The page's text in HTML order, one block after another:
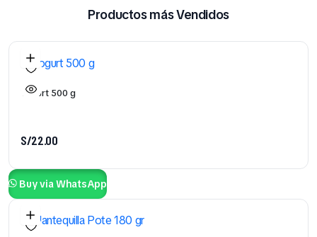
Productos más Vendidos
Yogurt 500 g
S/22.00
Buy via WhatsApp